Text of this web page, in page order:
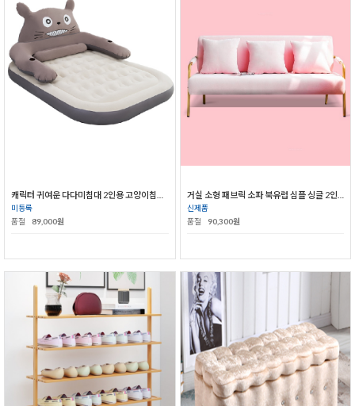
미등록
품절
89,000원
신제품
품절
90,300원